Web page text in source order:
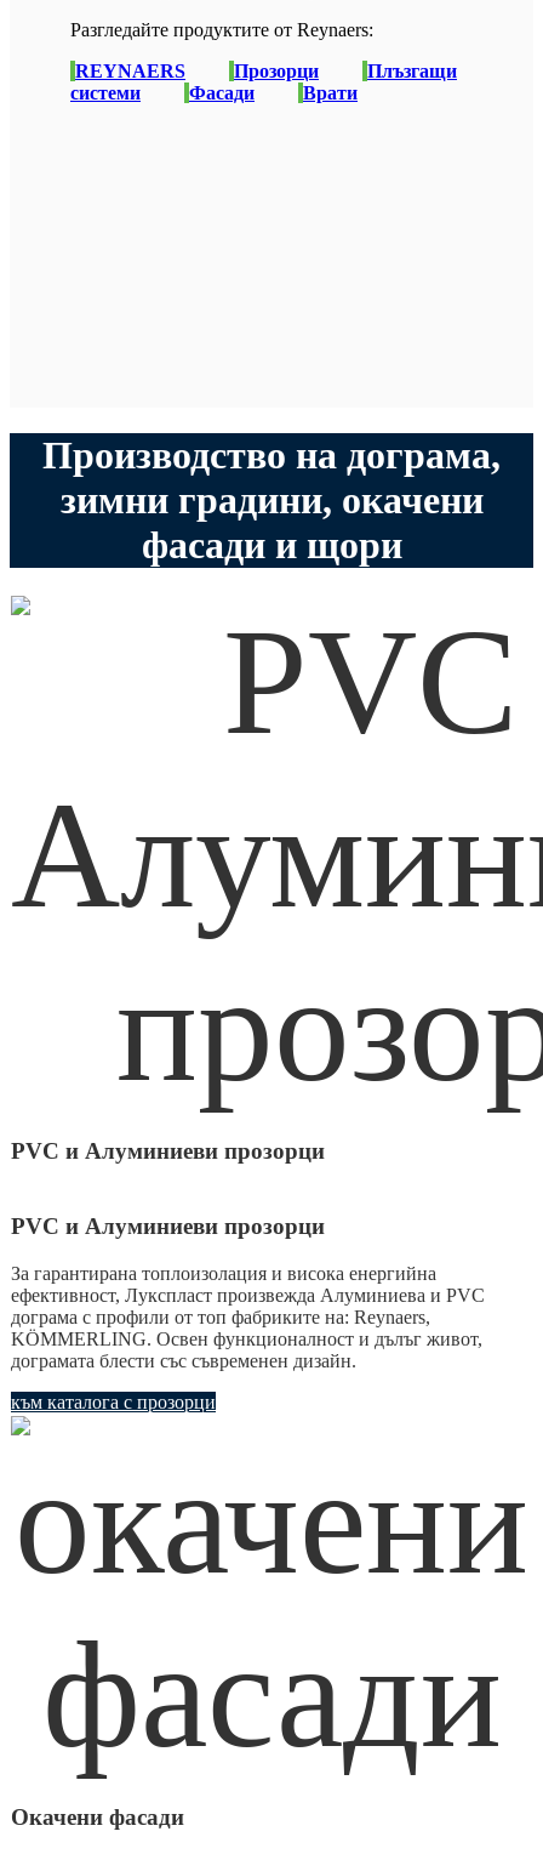
Разгледайте продуктите от Reynaers:
REYNAERS
Прозорци
Плъзгащи
системи
Фасади Врати
Производство на дограма,
зимни градини, окачени
фасади и щори
PVC и Алуминиеви прозорци
PVC и Алуминиеви прозорци
За гарантирана топлоизолация и висока енергийна
ефективност, Лукспласт произвежда Алуминиева и PVC
дограма с профили от топ фабриките на: Reynaers,
KÖMMERLING. Освен функционалност и дълъг живот,
дограмата блести със съвременен дизайн.
към каталога с прозорци
Окачени фасади